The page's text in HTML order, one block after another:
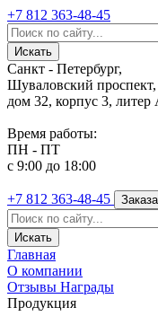
+7 812 363-48-45
Санкт - Петербург,
Шуваловский проспект,
дом 32, корпус 3, литер
Время работы:
ПН - ПТ
с 9:00 до 18:00
+7 812 363-48-45
Главная
О компании
Отзывы Награды
Продукция